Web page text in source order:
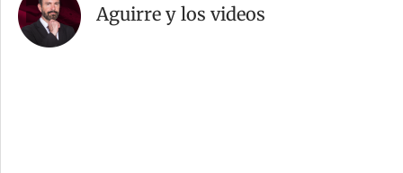
Aguirre y los videos